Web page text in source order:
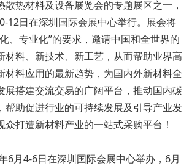
散热材料及设备展览会的专题展区之一，
12日在深圳国际会展中心举行。展会将
、专业化”的要求，邀请中国和全世界的
材料、新技术、新工艺，从而帮助业界高
材料应用的最新趋势，为国内外新材料全
展搭建交流交易的广阔平台，推动国内碳
帮助促进行业的可持续发展及引导产业发
众打造新材料产业的一站式采购平台！
6月4-6日在深圳国际会展中心举办，6月